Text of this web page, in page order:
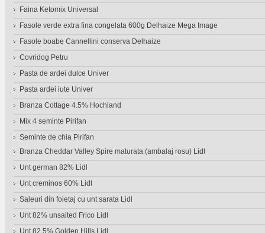
Faina Ketomix Universal
Fasole verde extra fina congelata 600g Delhaize Mega Image
Fasole boabe Cannellini conserva Delhaize
Covridog Petru
Pasta de ardei dulce Univer
Pasta ardei iute Univer
Branza Cottage 4.5% Hochland
Mix 4 seminte Pirifan
Seminte de chia Pirifan
Branza Cheddar Valley Spire maturata (ambalaj rosu) Lidl
Unt german 82% Lidl
Unt creminos 60% Lidl
Saleuri din foietaj cu unt sarata Lidl
Unt 82% unsalted Frico Lidl
Unt 82.5% Golden Hills Lidl